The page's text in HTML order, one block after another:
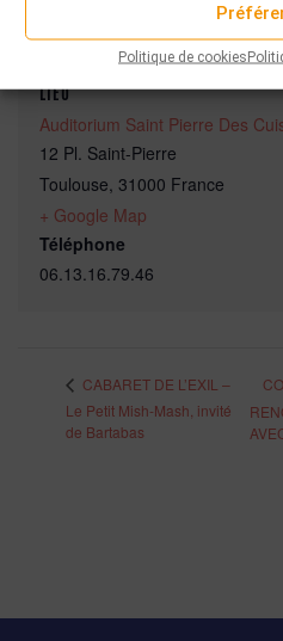
Politique de cookies
LIEU
Auditorium Saint Pierre Des
12 Pl. Saint-Pierre
Toulouse, 31000 France
+ Google Map
Téléphone
06.13.16.79.46
CABARET DE L’EXIL –
Le Petit Mish-Mash, invité
de Bartabas